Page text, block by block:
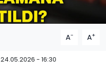
A- A+
24.05.2026 - 16:30